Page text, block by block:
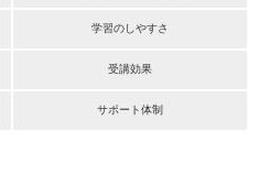
学習のしやすさ
受講効果
サポート体制